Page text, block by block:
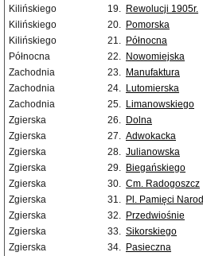
Kilińskiego
19. Rewolucji 1905r.
Kilińskiego
20. Pomorska
Kilińskiego
21. Północna
Północna
22. Nowomiejska
Zachodnia
23. Manufaktura
Zachodnia
24. Lutomierska
Zachodnia
25. Limanowskiego
Zgierska
26. Dolna
Zgierska
27. Adwokacka
Zgierska
28. Julianowska
Zgierska
29. Biegańskiego
Zgierska
30. Cm. Radogoszcz
Zgierska
31. Pl. Pamięci
Zgierska
32. Przedwiośnie
Zgierska
33. Sikorskiego
Zgierska
34. Pasieczna